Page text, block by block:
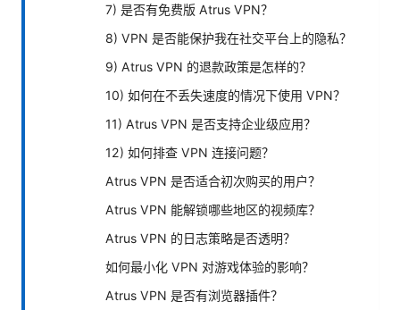
7) 是否有免费版 Atrus VPN？
8) VPN 是否能保护我在社交平台上的隐私？
9) Atrus VPN 的退款政策是怎样的？
10) 如何在不丢失速度的情况下使用 VPN？
11) Atrus VPN 是否支持企业级应用？
12) 如何排查 VPN 连接问题？
Atrus VPN 是否适合初次购买的用户？
Atrus VPN 能解锁哪些地区的视频库？
Atrus VPN 的日志策略是否透明？
如何最小化 VPN 对游戏体验的影响？
Atrus VPN 是否有浏览器插件？